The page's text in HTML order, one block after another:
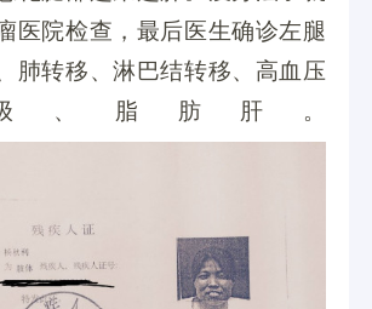
医院检查，最后医生确诊左腿
肺转移、淋巴结转移、高血压
、脂肪肝。